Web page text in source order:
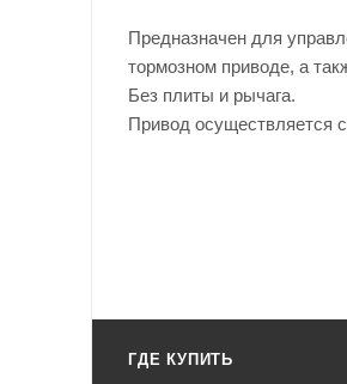
Предназначен для
тормозном приводе, а
Без плиты и рычага.
Привод осуществляется
ГДЕ КУПИТЬ